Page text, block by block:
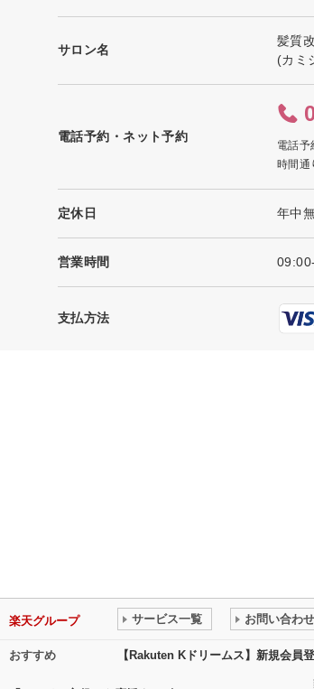
サロン名
髪質
(カミ
電話予約・ネット予約
電話予
時間通
定休日 年中
営業時間
支払方法
楽天グループ サービス一覧 お問い合わ
おすすめ 【Rakuten Kドリームス】新規会員